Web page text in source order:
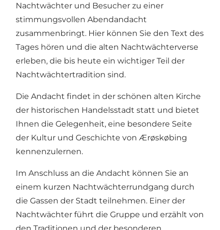
Nachtwächter und Besucher zu einer
stimmungsvollen Abendandacht
zusammenbringt. Hier können Sie den Text des
Tages hören und die alten Nachtwächterverse
erleben, die bis heute ein wichtiger Teil der
Nachtwächtertradition sind.
Die Andacht findet in der schönen alten Kirche
der historischen Handelsstadt statt und bietet
Ihnen die Gelegenheit, eine besondere Seite
der Kultur und Geschichte von Ærøskøbing
kennenzulernen.
Im Anschluss an die Andacht können Sie an
einem kurzen Nachtwächterrundgang durch
die Gassen der Stadt teilnehmen. Einer der
Nachtwächter führt die Gruppe und erzählt von
den Traditionen und der besonderen